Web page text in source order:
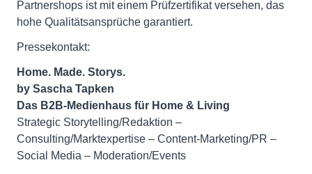
Partnershops ist mit einem Prüfzertifikat versehen, das
hohe Qualitätsansprüche garantiert.
Pressekontakt:
Home. Made. Storys.
by Sascha Tapken
Das B2B-Medienhaus für Home & Living
Strategic Storytelling/Redaktion –
Consulting/Marktexpertise – Content-Marketing/PR ­–
Social Media – Moderation/Events